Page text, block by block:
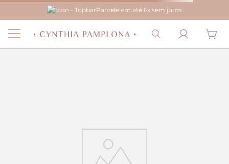
Parcele em até 6x sem juros